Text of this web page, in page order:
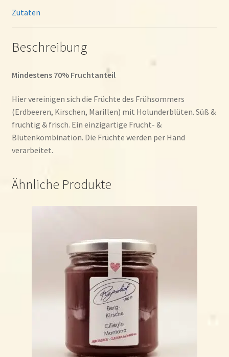
Zutaten
Beschreibung
Mindestens 70% Fruchtanteil
Hier vereinigen sich die Früchte des Frühsommers
(Erdbeeren, Kirschen, Marillen) mit Holunderblüten. Süß &
fruchtig & frisch. Ein einzigartige Frucht- &
Blütenkombination. Die Früchte werden per Hand
verarbeitet.
Ähnliche Produkte